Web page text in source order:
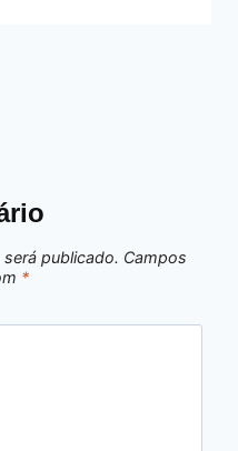
publicado. Campos
*